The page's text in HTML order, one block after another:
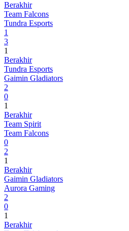
Berakhir
Team Falcons
Tundra Esports
1
3
1
Berakhir
Tundra Esports
Gaimin Gladiators
2
0
1
Berakhir
Team Spirit
Team Falcons
0
2
1
Berakhir
Gaimin Gladiators
Aurora Gaming
2
0
1
Berakhir